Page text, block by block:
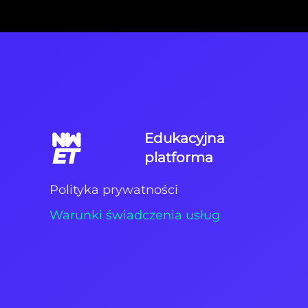
Edukacyjna
platforma
Polityka prywatności
Warunki świadczenia usług